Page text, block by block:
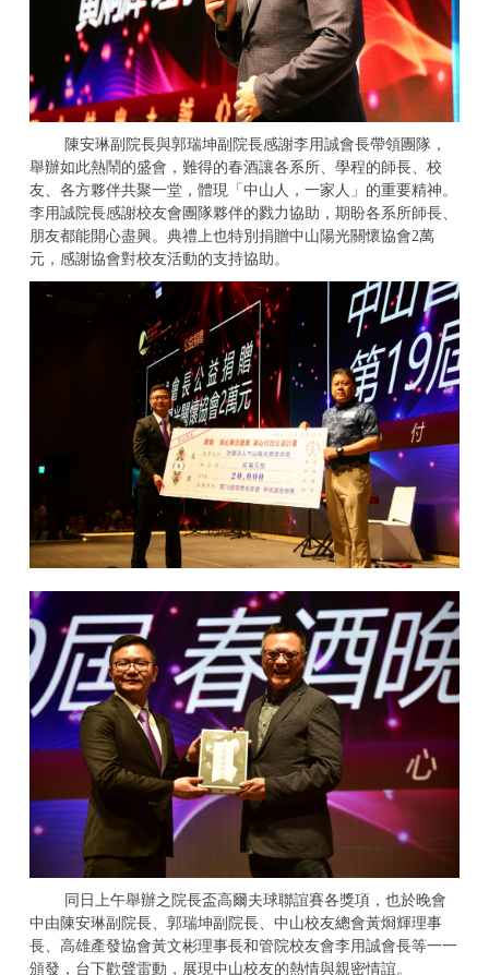
陳安琳副院長與郭瑞坤副院長感謝李用誠會長帶領團隊，
舉辦如此熱鬧的盛會，難得的春酒讓各系所、學程的師長、校
友、各方夥伴共聚一堂，體現「中山人，一家人」的重要精神。
李用誠院長感謝校友會團隊夥伴的戮力協助，期盼各系所師長、
朋友都能開心盡興。典禮上也特別捐贈中山陽光關懷協會2萬
元，感謝協會對校友活動的支持協助。
同日上午舉辦之院長盃高爾夫球聯誼賽各獎項，也於晚會
中由陳安琳副院長、郭瑞坤副院長、中山校友總會黃烱輝理事
長、高雄產發協會黃文彬理事長和管院校友會李用誠會長等一一
頒發，台下歡聲雷動，展現中山校友的熱情與親密情誼。